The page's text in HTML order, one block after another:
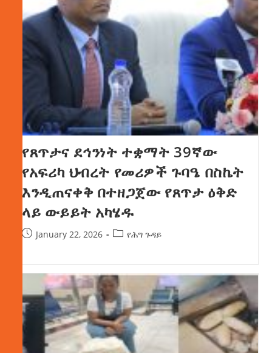
የጸጥታና ደኅንነት ተቋማት 39ኛው
የአፍሪካ ህብረት የመሪዎች ጉባዔ በስኬት
እንዲጠናቀቅ በተዘጋጀው የጸጥታ ዕቅድ
ላይ ውይይት አካሄዱ
January 22, 2026 የሕግ ጉዳይ